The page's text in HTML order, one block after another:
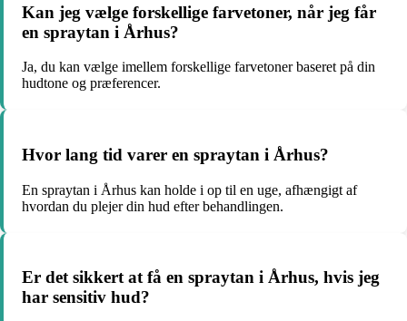
Kan jeg vælge forskellige farvetoner, når jeg får
en spraytan i Århus?
Ja, du kan vælge imellem forskellige farvetoner baseret på din
hudtone og præferencer.
Hvor lang tid varer en spraytan i Århus?
En spraytan i Århus kan holde i op til en uge, afhængigt af
hvordan du plejer din hud efter behandlingen.
Er det sikkert at få en spraytan i Århus, hvis jeg
har sensitiv hud?